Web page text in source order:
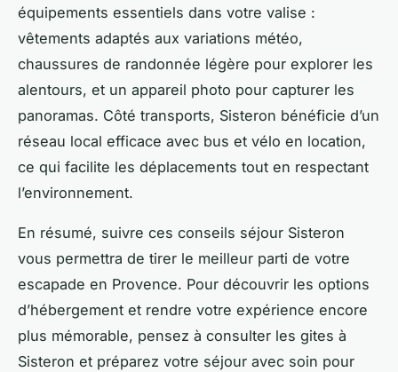
équipements essentiels dans votre valise :
vêtements adaptés aux variations météo,
chaussures de randonnée légère pour explorer les
alentours, et un appareil photo pour capturer les
panoramas. Côté transports, Sisteron bénéficie d’un
réseau local efficace avec bus et vélo en location,
ce qui facilite les déplacements tout en respectant
l’environnement.
En résumé, suivre ces conseils séjour Sisteron
vous permettra de tirer le meilleur parti de votre
escapade en Provence. Pour découvrir les options
d’hébergement et rendre votre expérience encore
plus mémorable, pensez à consulter les gites à
Sisteron et préparez votre séjour avec soin pour